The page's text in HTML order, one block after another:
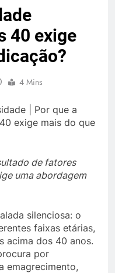
40 exige
4 Mins
| Por que a
exige mais do que
de fatores
uma abordagem
silenciosa: o
faixas etárias,
acima dos 40 anos.
por
emagrecimento,